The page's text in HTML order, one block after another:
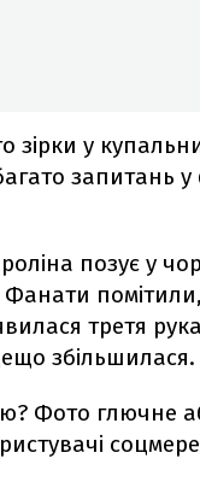
зірки у
запитань у
позує у
Фанати
третя
збільшилася.
Фото глючне